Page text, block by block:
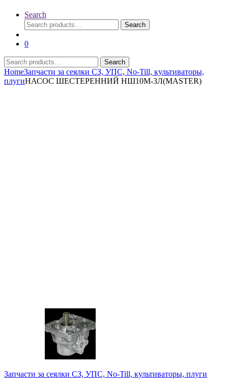
Search
Search
for:
Search
0
Search
for:
Search
HomeЗапчасти за сеялки СЗ, УПС, No-Till, культиваторы,
плугиНАСОС ШЕСТЕРЕННИЙ НШ10М-3Л(MASTER)
Запчасти за сеялки СЗ, УПС, No-Till, культиваторы, плуги